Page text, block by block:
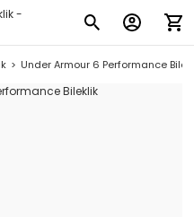
Under Armour 6 Performance